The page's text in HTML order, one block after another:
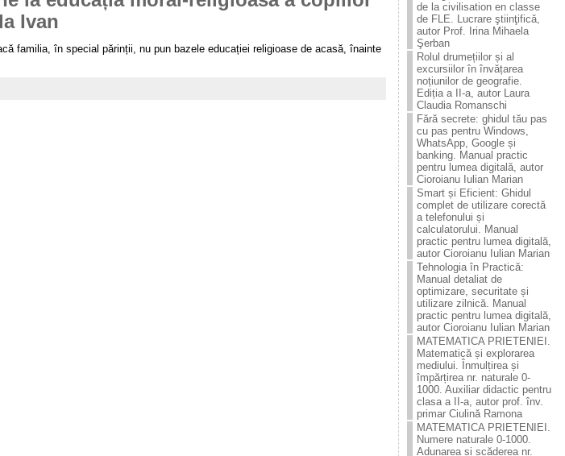
Ivan
familia, în special părinții, nu pun bazele educației religioase de acasă, înainte
de la civilisation en classe
de FLE. Lucrare ştiinţificǎ,
autor Prof. Irina Mihaela
Şerban
Rolul drumețiilor și al
excursiilor în învățarea
noțiunilor de geografie.
Ediția a II-a, autor Laura
Claudia Romanschi
Fără secrete: ghidul tău pas
cu pas pentru Windows,
WhatsApp, Google și
banking. Manual practic
pentru lumea digitală, autor
Cioroianu Iulian Marian
Smart și Eficient: Ghidul
complet de utilizare corectă
a telefonului și
calculatorului. Manual
practic pentru lumea digitală,
autor Cioroianu Iulian Marian
Tehnologia în Practică:
Manual detaliat de
optimizare, securitate și
utilizare zilnică. Manual
practic pentru lumea digitală,
autor Cioroianu Iulian Marian
MATEMATICA PRIETENIEI.
Matematică și explorarea
mediului. Înmulțirea și
împărțirea nr. naturale 0-
1000. Auxiliar didactic pentru
clasa a II-a, autor prof. înv.
primar Ciulină Ramona
MATEMATICA PRIETENIEI.
Numere naturale 0-1000.
Adunarea și scăderea nr.